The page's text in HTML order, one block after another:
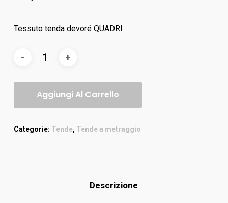
Tessuto tenda devoré QUADRI
Aggiungi Al Carrello
Categorie: Tende, Tende a metraggio
Descrizione